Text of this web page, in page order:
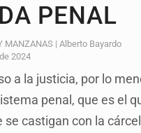
PENAL
MANZANAS | Alberto Bayardo
2024
a la justicia, por lo
penal, que es el
se castigan con la